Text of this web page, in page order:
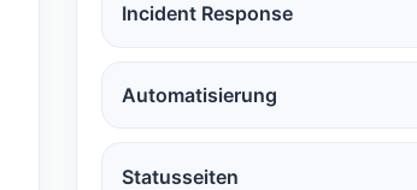
Incident Response
Automatisierung
Statusseiten